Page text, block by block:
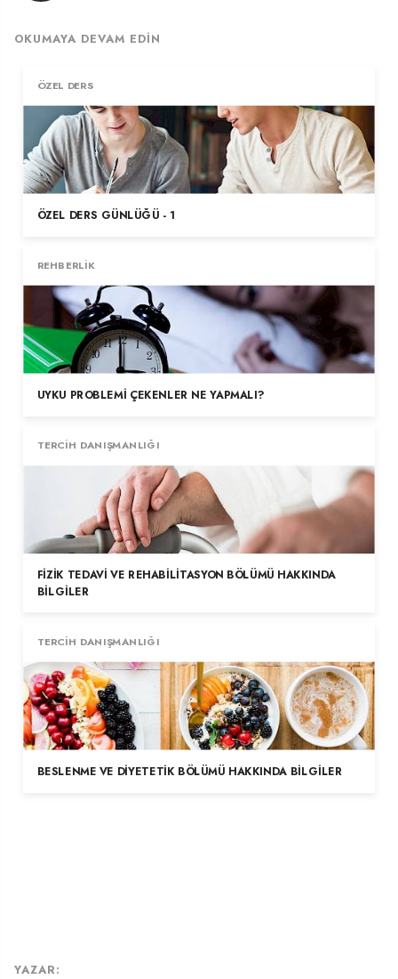
OKUMAYA DEVAM EDIN
ÖZEL DERS
ÖZEL DERS GÜNLÜĞÜ - 1
REHBERLIK
UYKU PROBLEMI ÇEKENLER NE YAPMALI?
TERCIH DANIŞMANLIĞI
FIZIK TEDAVI VE REHABILITASYON BÖLÜMÜ HAKKINDA
BILGILER
TERCIH DANIŞMANLIĞI
BESLENME VE DIYETETIK BÖLÜMÜ HAKKINDA BILGILER
YAZAR: